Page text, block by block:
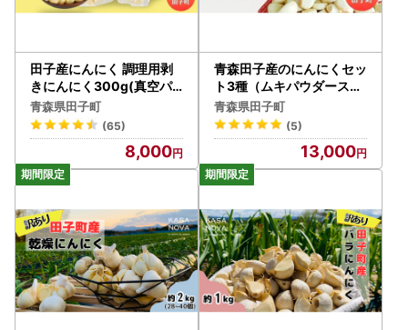
田子産にんにく 調理用剥
きにんにく300g(真空パ
ック100g×3袋)
青森県田子町
(65)
8,000
青森田子産のにんにくセッ
ト3種（ムキパウダースラ
イス）
青森県田子町
(5)
13,000